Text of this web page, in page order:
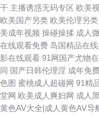
干 主播诱惑无码专区 欧美
欧美国产另类 欧美伦理另类
美成年视频 操碰操揉 成人
在线观看免费 岛国精品在
影在线观看 91网国产尤物在
同 国产日韩伦理淫 成年免
色图 蜜桃成人超碰网 91精
堂网 欧美成人爽妇网 成人
黄色AV大全|成人黄色AV导